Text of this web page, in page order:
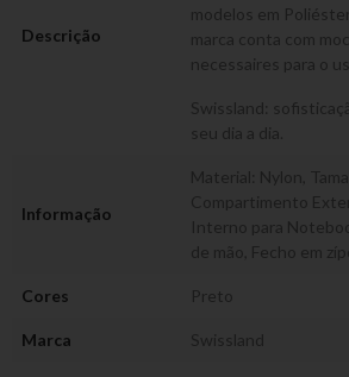
Descrição
modelos em
marca conta com
necessaires para o
Swissland:
seu dia a dia.
Informação
Material: Nylon,
Compartimento
Interno para
de mão, Fecho em
Cores Preto
Marca Swissland